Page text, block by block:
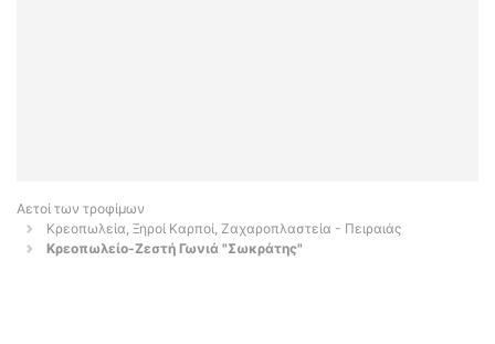
Αετοί των τροφίμων
Κρεοπωλεία, Ξηροί Καρποί, Ζαχαροπλαστεία - Πειραιάς
Κρεοπωλείο-Ζεστή Γωνιά "Σωκράτης"